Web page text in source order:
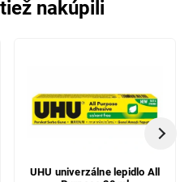
nakúpili
UHU univerzálne lepidlo All